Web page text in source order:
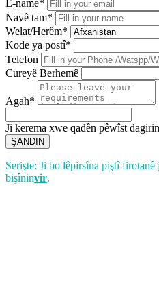
E-name*
Navê tam*
Welat/Herêm*
Kode ya postî*
Telefon
Cureyê Berhemê
Agah*
Ji kerema xwe qadên pêwîst
ŞANDIN
Serişte: Ji bo lêpirsîna piştî
bişîninvir.